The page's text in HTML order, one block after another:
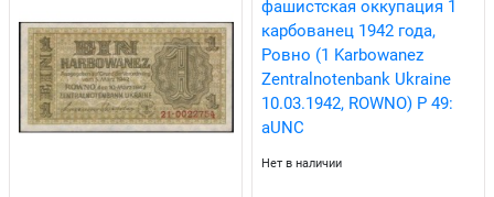
Нет в наличии